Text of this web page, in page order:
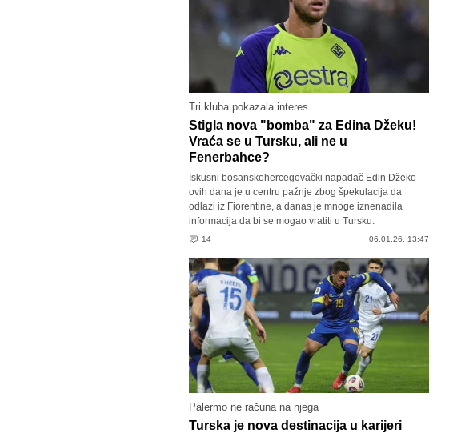
Tri kluba pokazala interes
Stigla nova "bomba" za Edina Džeku!
Vraća se u Tursku, ali ne u
Fenerbahce?
Iskusni bosanskohercegovački napadač Edin Džeko
ovih dana je u centru pažnje zbog špekulacija da
odlazi iz Fiorentine, a danas je mnoge iznenadila
informacija da bi se mogao vratiti u Tursku.
14 06.01.26. 13:47
Palermo ne računa na njega
Turska je nova destinacija u karijeri